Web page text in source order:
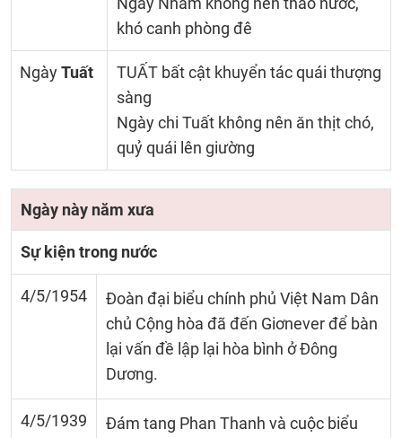
khó canh phòng đê
NgàyTuất
TUẤT bất cật khuyển tác quái thượng
sàng
Ngày chi Tuất không nên ăn thịt chó,
quỷ quái lên giường
Ngày này năm xưa
Sự kiện trong nước
4/5/1954
Đoàn đại biểu chính phủ Việt Nam Dân
chủ Cộng hòa đã đến Giơnever để bàn
lại vấn đề lập lại hòa bình ở Đông
Dương.
4/5/1939
Đám tang Phan Thanh và cuộc biểu